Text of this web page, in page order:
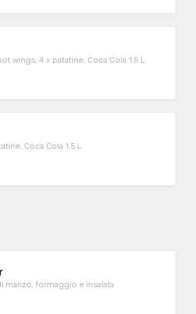
wings, 4 x patatine, Coca Cola 1.5 L
Coca Cola 1.5 L
manzo, formaggio e insalata